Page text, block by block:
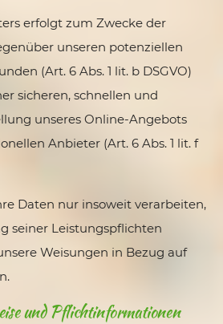
erfolgt zum Zwecke der
unseren potenziellen
(Art. 6 Abs. 1 lit. b DSGVO)
sicheren, schnellen und
unseres Online-Angebots
Anbieter (Art. 6 Abs. 1 lit. f
Daten nur insoweit verarbeiten,
seiner Leistungspflichten
Weisungen in Bezug auf
und Pflicht­informationen